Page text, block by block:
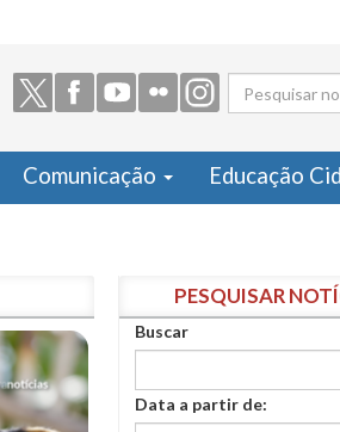
de
Comunicação Educação
PESQUISAR
Buscar
Data a partir de: